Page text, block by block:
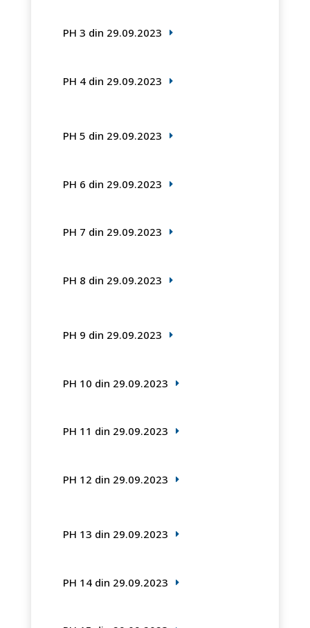
PH 3 din 29.09.2023
PH 4 din 29.09.2023
PH 5 din 29.09.2023
PH 6 din 29.09.2023
PH 7 din 29.09.2023
PH 8 din 29.09.2023
PH 9 din 29.09.2023
PH 10 din 29.09.2023
PH 11 din 29.09.2023
PH 12 din 29.09.2023
PH 13 din 29.09.2023
PH 14 din 29.09.2023